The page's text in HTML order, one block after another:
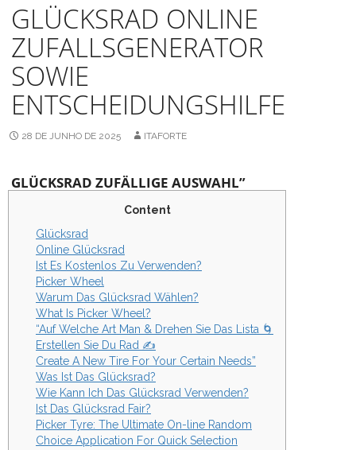
GLÜCKSRAD ONLINE
ZUFALLSGENERATOR
SOWIE
ENTSCHEIDUNGSHILFE
28 DE JUNHO DE 2025 ITAFORTE
GLÜCKSRAD ZUFÄLLIGE AUSWAHL”
Content
Glücksrad
Online Glücksrad
Ist Es Kostenlos Zu Verwenden?
Picker Wheel
Warum Das Glücksrad Wählen?
What Is Picker Wheel?
“Auf Welche Art Man & Drehen Sie Das Lista 🌀
Erstellen Sie Du Rad ✍️
Create A New Tire For Your Certain Needs”
Was Ist Das Glücksrad?
Wie Kann Ich Das Glücksrad Verwenden?
Ist Das Glücksrad Fair?
Picker Tyre: The Ultimate On-line Random
Choice Application For Quick Selection